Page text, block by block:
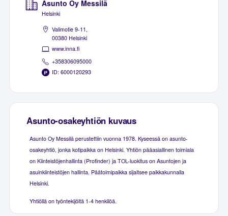
Asunto Oy Messilä
Helsinki
Valimotie 9-11,
00380 Helsinki
www.inna.fi
+358306095000
ID: 6000120293
Asunto-osakeyhtiön kuvaus
Asunto Oy Messilä perustettiin vuonna 1978. Kyseessä on asunto-
osakeyhtiö, jonka kotipaikka on Helsinki. Yhtiön pääasiallinen toimiala
on Kiinteistöjenhallinta (Profinder) ja TOL-luokitus on Asuntojen ja
asuinkiinteistöjen hallinta. Päätoimipaikka sijaitsee paikkakunnalla
Helsinki.
Yhtiöllä on työntekijöitä 1-4 henkilöä.